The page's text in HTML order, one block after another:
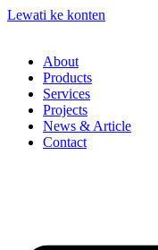
Lewati ke konten
About
Products
Services
Projects
News & Article
Contact